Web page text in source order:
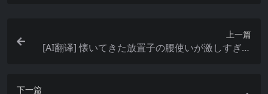
上一篇
[AI翻译] 懐いてきた放置子の腰使いが激しすぎま
下一篇